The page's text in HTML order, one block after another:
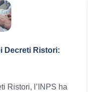
Decreti Ristori:
Ristori, l’INPS ha